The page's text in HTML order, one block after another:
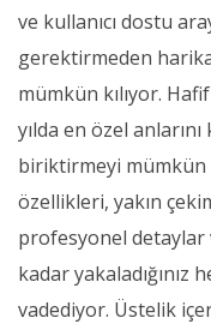
ve kullanıcı dostu
gerektirmeden
mümkün kılıyor.
yılda en özel
biriktirmeyi mümkün
özellikleri, yakın
profesyonel
kadar yakaladığınız
vadediyor. Üstelik